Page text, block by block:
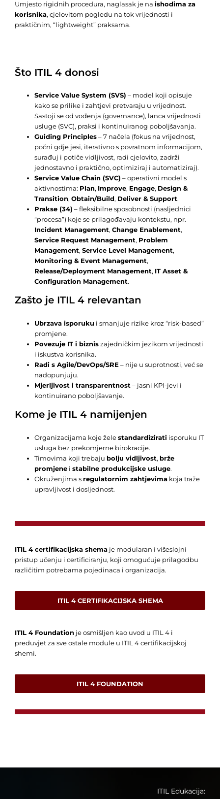
Umjesto rigidnih procedura, naglasak je na ishodima za
korisnika, cjelovitom pogledu na tok vrijednosti i
praktičnim, “lightweight” praksama.
Što ITIL 4 donosi
Service Value System (SVS) – model koji opisuje
kako se prilike i zahtjevi pretvaraju u vrijednost.
Sastoji se od vođenja (governance), lanca vrijednosti
usluge (SVC), praksi i kontinuiranog poboljšavanja.
Guiding Principles– 7 načela (fokus na vrijednost,
počni gdje jesi, iterativno s povratnom informacijom,
surađuj i potiče vidljivost, radi cjelovito, zadrži
jednostavno i praktično, optimiziraj i automatiziraj).
Service Value Chain (SVC) – operativni model s
aktivnostima: Plan, Improve, Engage, Design &
Transition, Obtain/Build, Deliver & Support.
Prakse (34) – fleksibilne sposobnosti (nasljednici
“procesa”) koje se prilagođavaju kontekstu, npr.
Incident Management, Change Enablement,
Service Request Management, Problem
Management, Service Level Management,
Monitoring & Event Management,
Release/Deployment Management, IT Asset &
Configuration Management.
Zašto je ITIL 4 relevantan
Ubrzava isporuku i smanjuje rizike kroz “risk-based”
promjene.
Povezuje IT i bizniszajedničkim jezikom vrijednosti
i iskustva korisnika.
Radi s Agile/DevOps/SRE – nije u suprotnosti, već se
nadopunjuju.
Mjerljivost i transparentnost – jasni KPI-jevi i
kontinuirano poboljšavanje.
Kome je ITIL 4 namijenjen
Organizacijama koje želestandardizirati isporuku IT
usluga bez prekomjerne birokracije.
Timovima koji trebaju bolju vidljivost, brže
promjene i stabilne produkcijske usluge.
Okruženjima s regulatornim zahtjevima koja traže
upravljivost i dosljednost.
ITIL 4 certifikacijska shema je modularan i višeslojni
pristup učenju i certificiranju, koji omogućuje prilagodbu
različitim potrebama pojedinaca i organizacija.
ITIL 4 CERTIFIKACIJSKA SHEMA
ITIL 4 Foundation je osmišljen kao uvod u ITIL 4 i
preduvjet za sve ostale module u ITIL 4 certifikacijskoj
shemi.
ITIL 4 FOUNDATION
ITIL Edukacija: